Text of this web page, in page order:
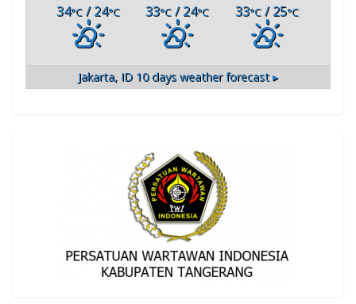
34°C / 24°C 33°C / 24°C 33°C/ 25°C
Jakarta, ID 10 days weather forecast ▸